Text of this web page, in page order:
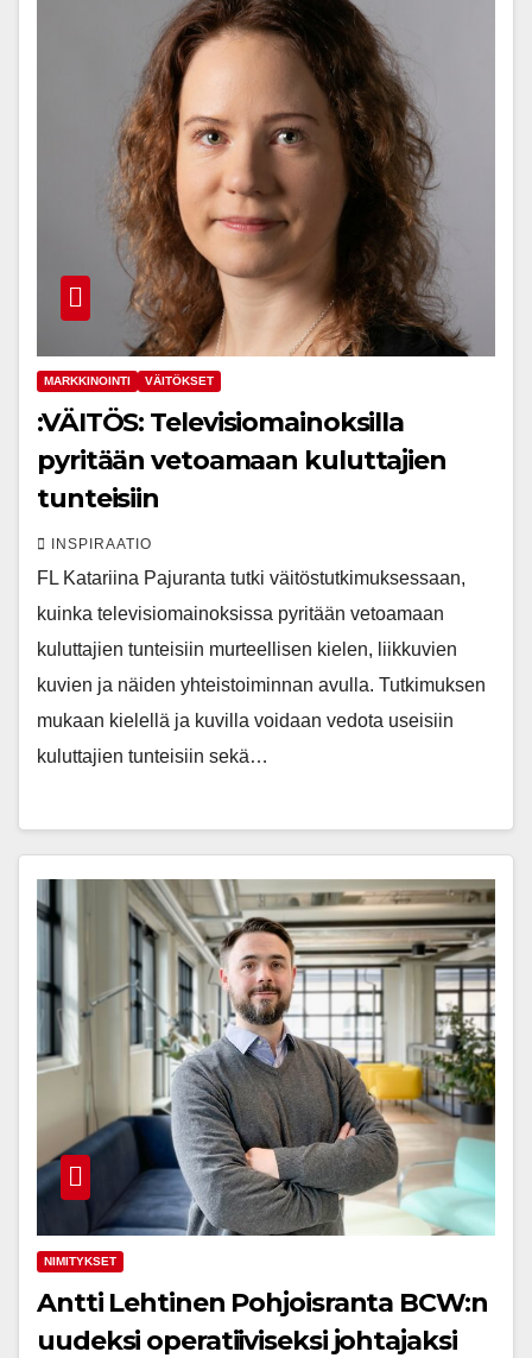
MARKKINOINTI VÄITÖKSET
:VÄITÖS: Televisiomainoksilla
pyritään vetoamaan kuluttajien
tunteisiin
INSPIRAATIO
FL Katariina Pajuranta tutki väitöstutkimuksessaan,
kuinka televisiomainoksissa pyritään vetoamaan
kuluttajien tunteisiin murteellisen kielen, liikkuvien
kuvien ja näiden yhteistoiminnan avulla. Tutkimuksen
mukaan kielellä ja kuvilla voidaan vedota useisiin
kuluttajien tunteisiin sekä…
NIMITYKSET
Antti Lehtinen Pohjoisranta BCW:n
uudeksi operatiiviseksi johtajaksi